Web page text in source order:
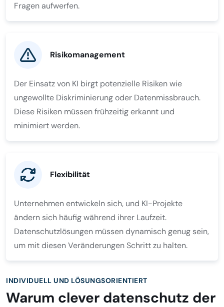
Fragen aufwerfen.
Risikomanagement
Der Einsatz von KI birgt potenzielle Risiken wie
ungewollte Diskriminierung oder Datenmissbrauch.
Diese Risiken müssen frühzeitig erkannt und
minimiert werden.
Flexibilität
Unternehmen entwickeln sich, und KI-Projekte
ändern sich häufig während ihrer Laufzeit.
Datenschutzlösungen müssen dynamisch genug sein,
um mit diesen Veränderungen Schritt zu halten.
INDIVIDUELL UND LÖSUNGSORIENTIERT
Warum clever datenschutz der